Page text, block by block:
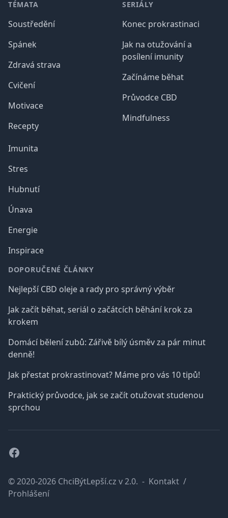
TÉMATA
Soustředění
Spánek
Zdravá strava
Cvičení
Motivace
Recepty
Imunita
Stres
Hubnutí
Únava
Energie
Inspirace
SERIÁLY
Konec prokrastinaci
Jak na otužování a
posílení imunity
Začínáme běhat
Průvodce CBD
Mindfulness
DOPORUČENÉ ČLÁNKY
Nejlepší CBD oleje a rady pro správný výběr
Jak začít běhat, seriál o začátcích běhání krok za
krokem
Domácí bělení zubů: Zářivě bílý úsměv za pár minut
denně!
Jak přestat prokrastinovat? Máme pro vás 10 tipů!
Praktický průvodce, jak se začít otužovat studenou
sprchou
Facebook
© 2020-2026 ChciBýtLepší.cz v 2.0. - Kontakt /
Prohlášení